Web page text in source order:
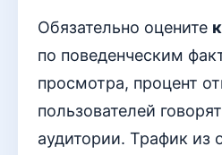
Обязательно оцените
по поведенческим
просмотра, процент
пользователей
аудитории. Трафик из